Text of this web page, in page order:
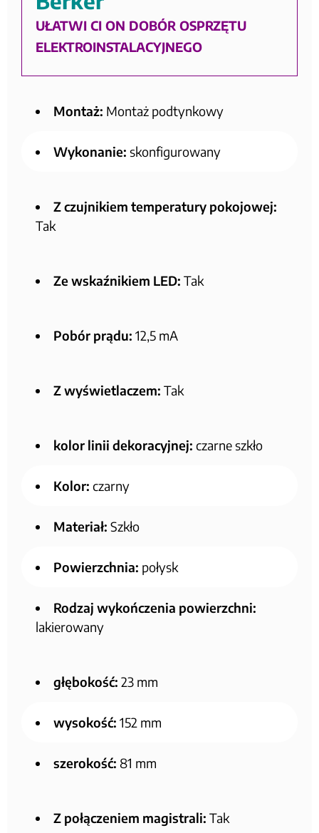
UŁATWI CI ON DOBÓR OSPRZĘTU
ELEKTROINSTALACYJNEGO
Montaż: Montaż podtynkowy
Wykonanie: skonfigurowany
Z czujnikiem temperatury pokojowej:
Tak
Ze wskaźnikiem LED: Tak
Pobór prądu: 12,5 mA
Z wyświetlaczem: Tak
kolor linii dekoracyjnej: czarne szkło
Kolor: czarny
Materiał: Szkło
Powierzchnia: połysk
Rodzaj wykończenia powierzchni:
lakierowany
głębokość: 23 mm
wysokość: 152 mm
szerokość: 81 mm
Z połączeniem magistrali: Tak